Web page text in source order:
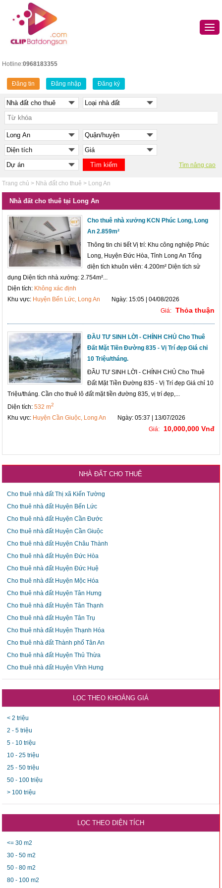
Hotline:0968183355
Đăng tin Đăng nhập Đăng ký
Tìm nâng cao
Trang chủ > Nhà đất cho thuê > Long An
Nhà đất cho thuê tại Long An
Cho thuê nhà xưởng KCN Phúc Long, Long
An 2.859m²
Thông tin chi tiết Vị trí: Khu công nghiệp Phúc
Long, Huyện Đức Hòa, Tỉnh Long An Tổng
diện tích khuôn viên: 4.200m² Diện tích sử
dụng Diện tích nhà xưởng: 2.754m²...
Diện tích: Không xác định
Khu vực: Huyện Bến Lức, Long An
Ngày: 15:05 | 04/08/2026
Giá: Thỏa thuận
ĐẦU TƯ SINH LỜI - CHÍNH CHỦ Cho Thuê
Đất Mặt Tiền Đường 835 - Vị Trí đẹp Giá chỉ
10 Triệu/tháng.
ĐẦU TƯ SINH LỜI - CHÍNH CHỦ Cho Thuê
Đất Mặt Tiền Đường 835 - Vị Trí đẹp Giá chỉ 10
Triệu/tháng. Cần cho thuê lô đất mặt tiền đường 835, vị trí đẹp,...
Diện tích:532 m2
Khu vực: Huyện Cần Giuộc, Long An
Ngày: 05:37 | 13/07/2026
Giá:
10,000,000 Vnđ
NHÀ ĐẤT CHO THUÊ
Cho thuê nhà đất Thị xã Kiến Tường
Cho thuê nhà đất Huyện Bến Lức
Cho thuê nhà đất Huyện Cần Đước
Cho thuê nhà đất Huyện Cần Giuộc
Cho thuê nhà đất Huyện Châu Thành
Cho thuê nhà đất Huyện Đức Hòa
Cho thuê nhà đất Huyện Đức Huệ
Cho thuê nhà đất Huyện Mộc Hóa
Cho thuê nhà đất Huyện Tân Hưng
Cho thuê nhà đất Huyện Tân Thạnh
Cho thuê nhà đất Huyện Tân Trụ
Cho thuê nhà đất Huyện Thạnh Hóa
Cho thuê nhà đất Thành phố Tân An
Cho thuê nhà đất Huyện Thủ Thừa
Cho thuê nhà đất Huyện Vĩnh Hưng
LỌC THEO KHOẢNG GIÁ
< 2 triệu
2 - 5 triệu
5 - 10 triệu
10 - 25 triệu
25 - 50 triệu
50 - 100 triệu
> 100 triệu
LỌC THEO DIỆN TÍCH
<= 30 m2
30 - 50 m2
50 - 80 m2
80 - 100 m2